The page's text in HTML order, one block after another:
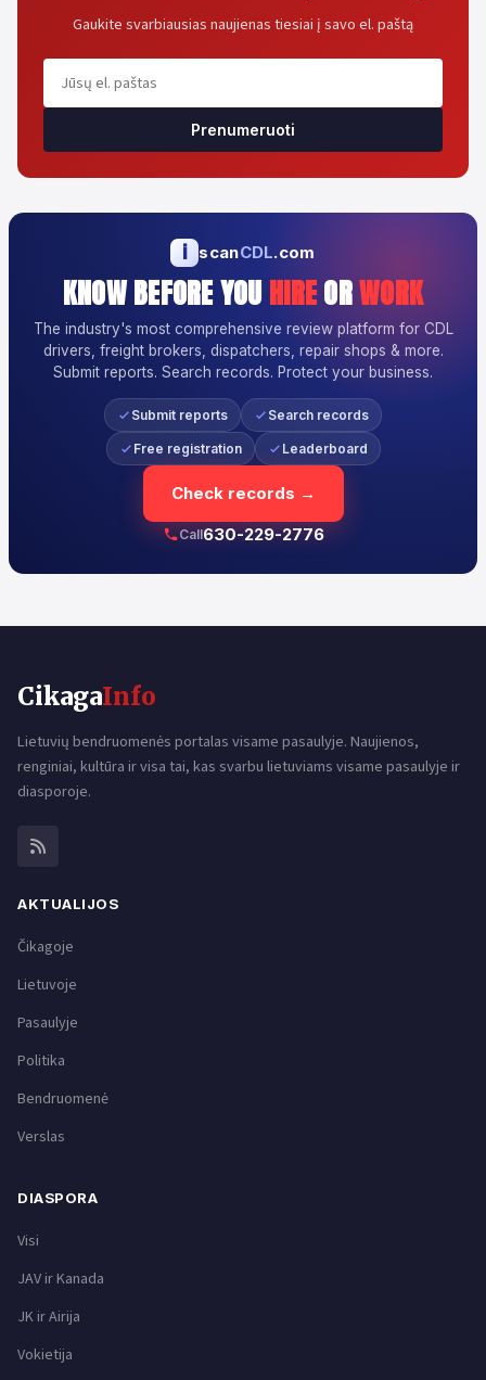
Gaukite svarbiausias naujienas tiesiai į savo el. paštą
Prenumeruoti
i scanCDL.com
KNOW BEFORE YOU HIREORWORK
The industry's most comprehensive review platform for CDL
drivers, freight brokers, dispatchers, repair shops & more.
Submit reports. Search records. Protect your business.
Submit reports Search records
Free registration Leaderboard
Check records →
Call630-229-2776
CikagaInfo
Lietuvių bendruomenės portalas visame pasaulyje. Naujienos,
renginiai, kultūra ir visa tai, kas svarbu lietuviams visame pasaulyje ir
diasporoje.
AKTUALIJOS
Čikagoje
Lietuvoje
Pasaulyje
Politika
Bendruomenė
Verslas
DIASPORA
Visi
JAV ir Kanada
JK ir Airija
Vokietija